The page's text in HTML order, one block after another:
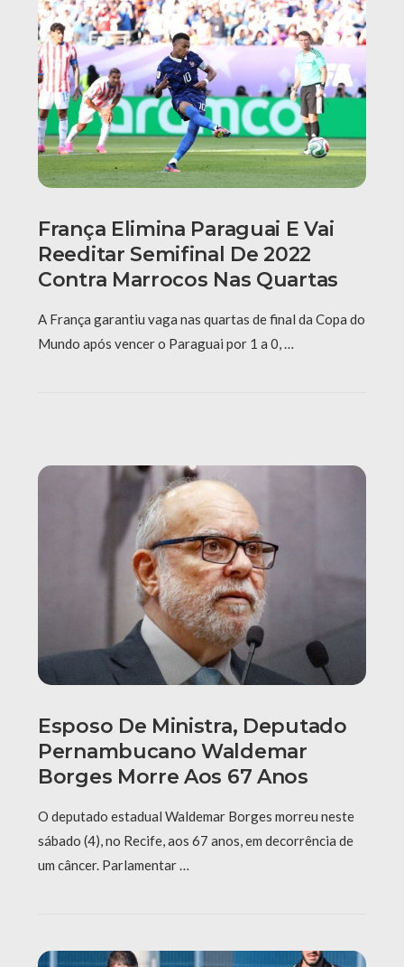
França Elimina Paraguai E Vai
Reeditar Semifinal De 2022
Contra Marrocos Nas Quartas
A França garantiu vaga nas quartas de final da Copa do
Mundo após vencer o Paraguai por 1 a 0, …
Esposo De Ministra, Deputado
Pernambucano Waldemar
Borges Morre Aos 67 Anos
O deputado estadual Waldemar Borges morreu neste
sábado (4), no Recife, aos 67 anos, em decorrência de
um câncer. Parlamentar …